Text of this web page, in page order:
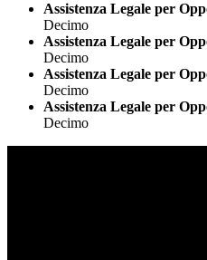
Assistenza Legale per
Decimo
Assistenza Legale per
Decimo
Assistenza Legale per
Decimo
Assistenza Legale per
Decimo